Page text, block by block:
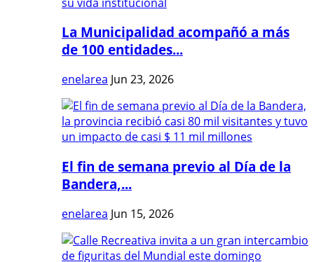
La Municipalidad acompañó a más
de 100 entidades...
enelarea Jun 23, 2026
El fin de semana previo al Día de la
Bandera,...
enelarea Jun 15, 2026